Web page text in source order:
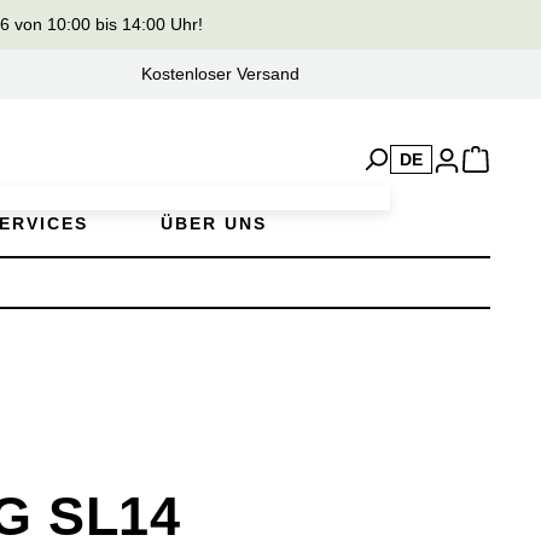
von 10:00 bis 14:00 Uhr!
Kostenloser Versand
DE
ÜBER UNS
SL14